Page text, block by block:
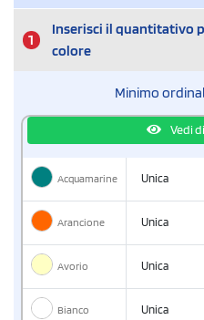
1
Inserisci il quantitativo
colore
Minimo
Vedi
Acquamarine Unica
Arancione Unica
Avorio Unica
Bianco Unica